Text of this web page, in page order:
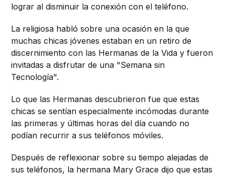
lograr al disminuir la conexión con el teléfono.
La religiosa habló sobre una ocasión en la que
muchas chicas jóvenes estaban en un retiro de
discernimiento con las Hermanas de la Vida y fueron
invitadas a disfrutar de una "Semana sin
Tecnología".
Lo que las Hermanas descubrieron fue que estas
chicas se sentían especialmente incómodas durante
las primeras y últimas horas del día cuando no
podían recurrir a sus teléfonos móviles.
Después de reflexionar sobre su tiempo alejadas de
sus teléfonos, la hermana Mary Grace dijo que estas